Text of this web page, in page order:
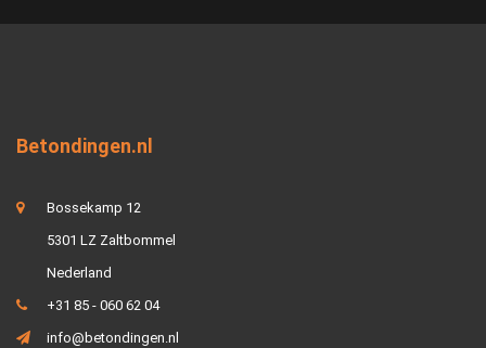
Betondingen.nl
Bossekamp 12
5301 LZ Zaltbommel
Nederland
+31 85 - 060 62 04
info@betondingen.nl